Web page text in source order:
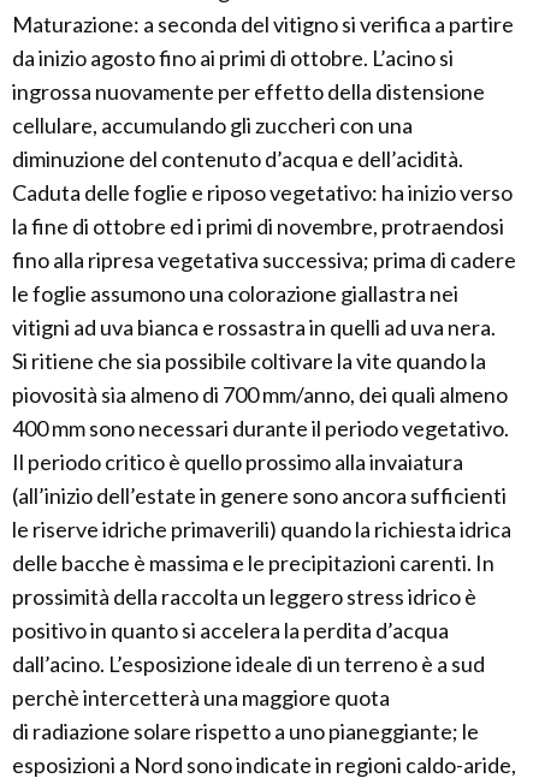
Maturazione: a seconda del vitigno si verifica a partire
da inizio agosto fino ai primi di ottobre. L’acino si
ingrossa nuovamente per effetto della distensione
cellulare, accumulando gli zuccheri con una
diminuzione del contenuto d’acqua e dell’acidità.
Caduta delle foglie e riposo vegetativo: ha inizio verso
la fine di ottobre ed i primi di novembre, protraendosi
fino alla ripresa vegetativa successiva; prima di cadere
le foglie assumono una colorazione giallastra nei
vitigni ad uva bianca e rossastra in quelli ad uva nera.
Si ritiene che sia possibile coltivare la vite quando la
piovosità sia almeno di 700 mm/anno, dei quali almeno
400 mm sono necessari durante il periodo vegetativo.
Il periodo critico è quello prossimo alla invaiatura
(all’inizio dell’estate in genere sono ancora sufficienti
le riserve idriche primaverili) quando la richiesta idrica
delle bacche è massima e le precipitazioni carenti. In
prossimità della raccolta un leggero stress idrico è
positivo in quanto si accelera la perdita d’acqua
dall’acino. L’esposizione ideale di un terreno è a sud
perchè intercetterà una maggiore quota
di radiazione solare rispetto a uno pianeggiante; le
esposizioni a Nord sono indicate in regioni caldo-aride,